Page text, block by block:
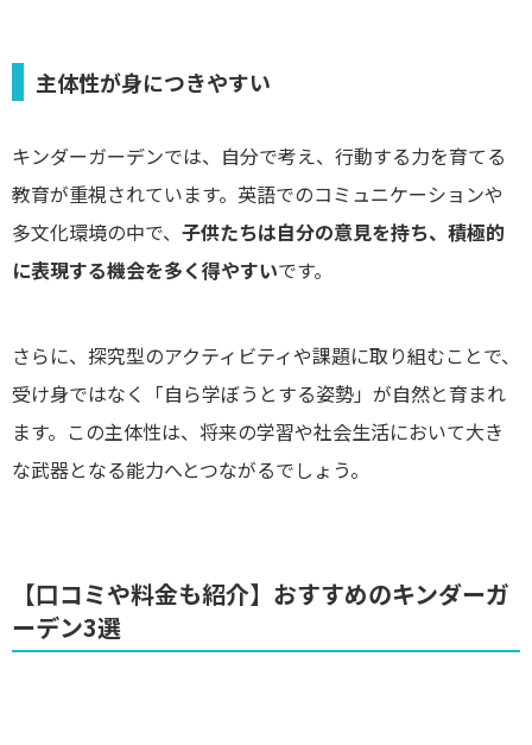
主体性が身につきやすい
キンダーガーデンでは、自分で考え、行動する力を育てる
教育が重視されています。英語でのコミュニケーションや
多文化環境の中で、 子供たちは自分の意見を持ち、積極的
に表現する機会を多く得やすいです。
さらに、探究型のアクティビティや課題に取り組むことで、
受け身ではなく「自ら学ぼうとする姿勢」が自然と育まれ
ます。この主体性は、将来の学習や社会生活において大き
な武器となる能力へとつながるでしょう。
【口コミや料金も紹介】おすすめのキンダーガ
ーデン3選